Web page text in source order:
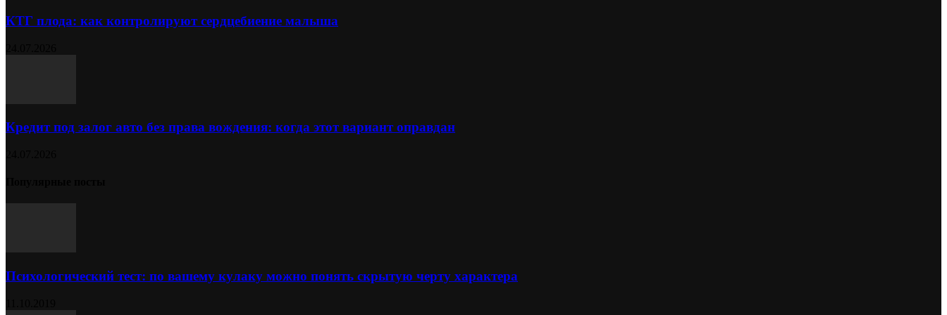
КТГ плода: как контролируют сердцебиение малыша
Кредит под залог авто без права вождения: когда этот вариант оправдан
Психологический тест: по вашему кулаку можно понять скрытую черту характера